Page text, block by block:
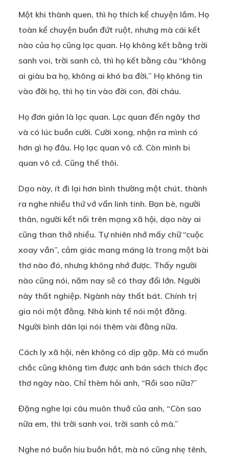
Một khi thành quen, thì họ thích kể chuyện lắm. Họ
toàn kể chuyện buồn đứt ruột, nhưng mà cái kết
nào của họ cũng lạc quan. Họ không kết bằng trời
sanh voi, trời sanh cỏ, thì họ kết bằng câu “không
ai giàu ba họ, không ai khó ba đời.” Họ không tin
vào đời họ, thì họ tin vào đời con, đời cháu.
Họ đơn giản là lạc quan. Lạc quan đến ngây thơ
và có lúc buồn cười. Cười xong, nhận ra mình có
hơn gì họ đâu. Họ lạc quan vô cớ. Còn mình bi
quan vô cớ. Cũng thế thôi.
Dạo này, ít đi lại hơn bình thường một chút, thành
ra nghe nhiều thứ vớ vẩn linh tinh. Bạn bè, người
thân, người kết nối trên mạng xã hội, dạo này ai
cũng than thở nhiều. Tự nhiên nhớ mấy chữ “cuộc
xoay vần”, cảm giác mang máng là trong một bài
thơ nào đó, nhưng không nhớ được. Thấy người
nào cũng nói, năm nay sẽ có thay đổi lớn. Người
này thất nghiệp. Ngành này thất bát. Chính trị
gia nói một đằng. Nhà kinh tế nói một đằng.
Người bình dân lại nói thêm vài đằng nữa.
Cách ly xã hội, nên không có dịp gặp. Mà có muốn
chắc cũng không tìm được anh bán sách thích đọc
thơ ngày nào. Chỉ thèm hỏi anh, “Rồi sao nữa?”
Đặng nghe lại câu muôn thuở của anh, “Còn sao
nữa em, thì trời sanh voi, trời sanh cỏ mà.”
Nghe nó buồn hiu buồn hắt, mà nó cũng nhẹ tênh,